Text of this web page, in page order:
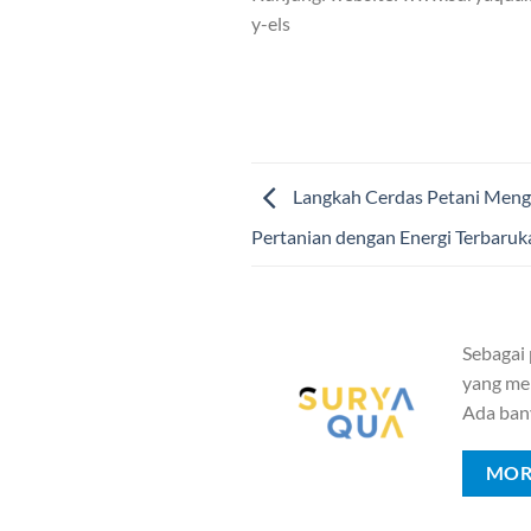
y-els
Langkah Cerdas Petani
Pertanian dengan Energi
yang
Ada